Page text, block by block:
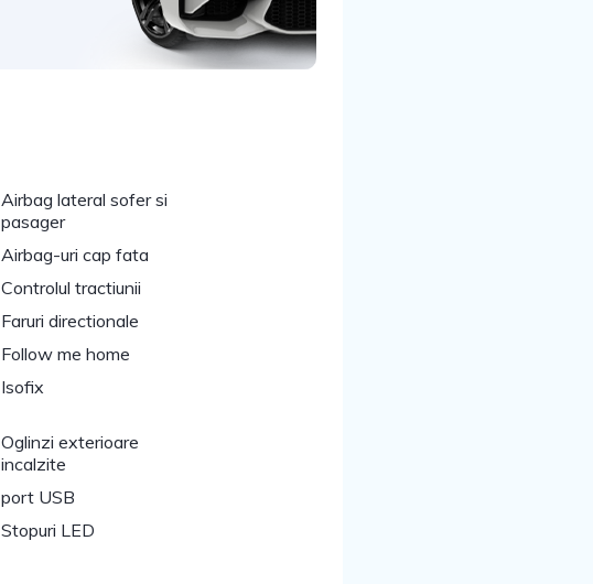
Airbag lateral sofer si
pasager
Airbag-uri cap fata
Controlul tractiunii
Faruri directionale
Follow me home
Isofix
Oglinzi exterioare
incalzite
port USB
Stopuri LED